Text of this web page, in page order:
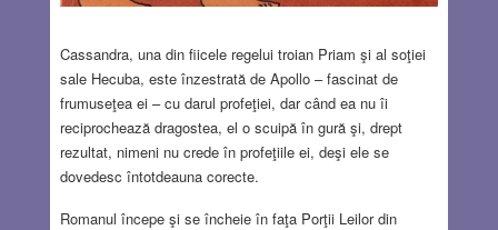
Cassandra, una din fiicele regelui troian Priam şi al soţiei
sale Hecuba, este înzestrată de Apollo – fascinat de
frumuseţea ei – cu darul profeţiei, dar când ea nu îi
reciprochează dragostea, el o scuipă în gură şi, drept
rezultat, nimeni nu crede în profeţiile ei, deşi ele se
dovedesc întotdeauna corecte.
Romanul începe şi se încheie în faţa Porţii Leilor din